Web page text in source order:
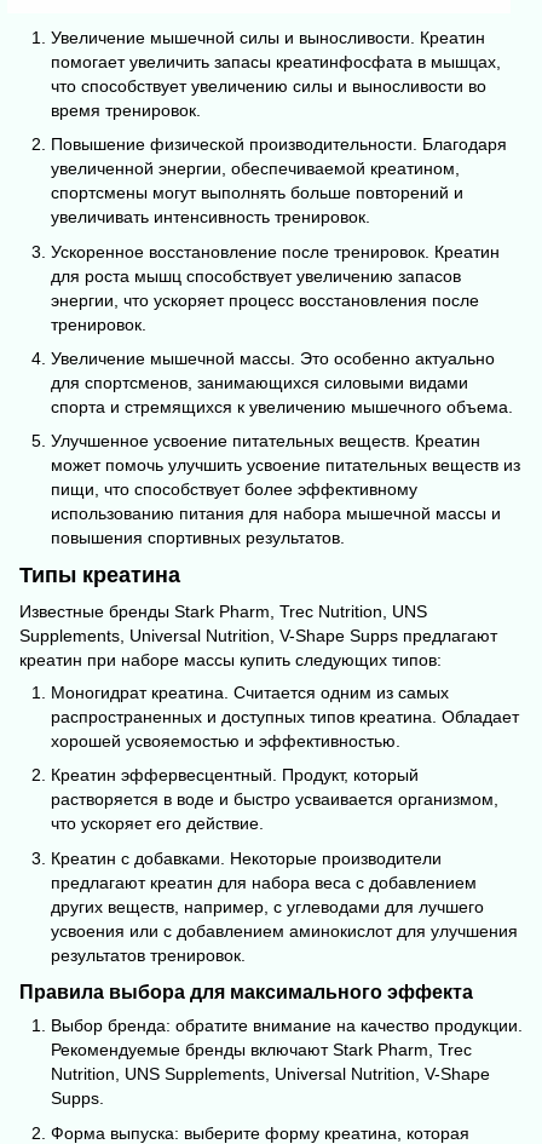
Увеличение мышечной силы и выносливости. Креатин
помогает увеличить запасы креатинфосфата в мышцах,
что способствует увеличению силы и выносливости во
время тренировок.
Повышение физической производительности. Благодаря
увеличенной энергии, обеспечиваемой креатином,
спортсмены могут выполнять больше повторений и
увеличивать интенсивность тренировок.
Ускоренное восстановление после тренировок. Креатин
для роста мышц способствует увеличению запасов
энергии, что ускоряет процесс восстановления после
тренировок.
Увеличение мышечной массы. Это особенно актуально
для спортсменов, занимающихся силовыми видами
спорта и стремящихся к увеличению мышечного объема.
Улучшенное усвоение питательных веществ. Креатин
может помочь улучшить усвоение питательных веществ из
пищи, что способствует более эффективному
использованию питания для набора мышечной массы и
повышения спортивных результатов.
Типы креатина
Известные бренды Stark Pharm, Trec Nutrition, UNS
Supplements, Universal Nutrition, V-Shape Supps предлагают
креатин при наборе массы купить следующих типов:
Моногидрат креатина. Считается одним из самых
распространенных и доступных типов креатина. Обладает
хорошей усвояемостью и эффективностью.
Креатин эффервесцентный. Продукт, который
растворяется в воде и быстро усваивается организмом,
что ускоряет его действие.
Креатин с добавками. Некоторые производители
предлагают креатин для набора веса с добавлением
других веществ, например, с углеводами для лучшего
усвоения или с добавлением аминокислот для улучшения
результатов тренировок.
Правила выбора для максимального эффекта
Выбор бренда: обратите внимание на качество продукции.
Рекомендуемые бренды включают Stark Pharm, Trec
Nutrition, UNS Supplements, Universal Nutrition, V-Shape
Supps.
Форма выпуска: выберите форму креатина, которая